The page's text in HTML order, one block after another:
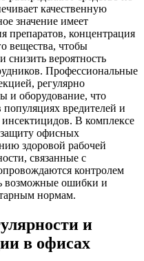
качественную
значение имеет
препаратов, концентрация
вещества, чтобы
снизить вероятность
Профессиональные
регулярно
и оборудование, что
вредителей и
В комплексе
офисных
здоровой рабочей
связанные с
контролем
возможные ошибки и
нормам.
и
в офисах